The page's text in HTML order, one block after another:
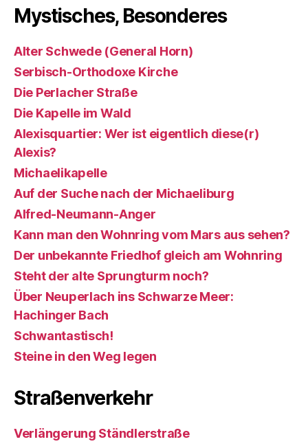
Mystisches, Besonderes
Alter Schwede (General Horn)
Serbisch-Orthodoxe Kirche
Die Perlacher Straße
Die Kapelle im Wald
Alexisquartier: Wer ist eigentlich diese(r)
Alexis?
Michaelikapelle
Auf der Suche nach der Michaeliburg
Alfred-Neumann-Anger
Kann man den Wohnring vom Mars aus sehen?
Der unbekannte Friedhof gleich am Wohnring
Steht der alte Sprungturm noch?
Über Neuperlach ins Schwarze Meer:
Hachinger Bach
Schwantastisch!
Steine in den Weg legen
Straßenverkehr
Verlängerung Ständlerstraße